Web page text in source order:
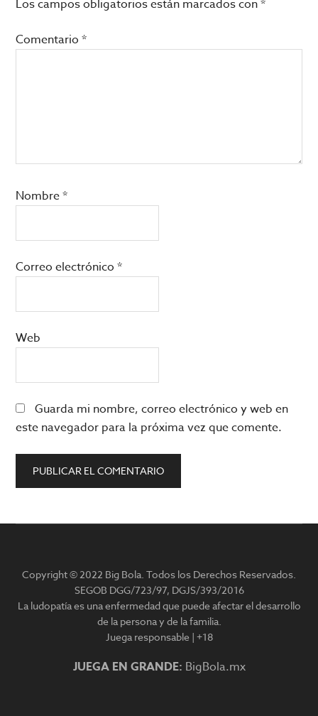
los
lectores
Los campos obligatorios están marcados con*
Comentario*
Nombre*
Correo electrónico*
Web
Guarda mi nombre, correo electrónico y web en
este navegador para la próxima vez que comente.
principal
Copyright © 2022 Big Bola. Todos los Derechos Reservados.
SEGOB DGG/723/97, DGJS/393/2016
La ludopatía es una enfermedad que puede afectar el desarrollo
de la persona y de la familia.
Juega responsable | +18
JUEGA EN GRANDE: BigBola.mx